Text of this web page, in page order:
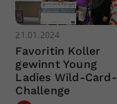
21.01.2024
Favoritin Koller
gewinnt Young
Ladies Wild-Card-
Challenge